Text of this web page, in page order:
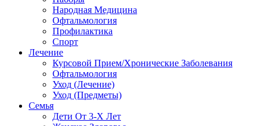
Народная Медицина
Офтальмология
Профилактика
Спорт
Лечение
Курсовой Прием/Хронические Заболевания
Офтальмология
Уход (Лечение)
Уход (Предметы)
Семья
Дети От 3-Х Лет